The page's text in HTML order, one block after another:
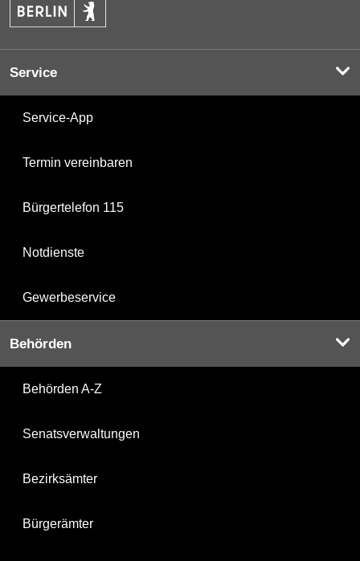
Service
Service-App
Termin vereinbaren
Bürgertelefon 115
Notdienste
Gewerbeservice
Behörden
Behörden A-Z
Senatsverwaltungen
Bezirksämter
Bürgerämter